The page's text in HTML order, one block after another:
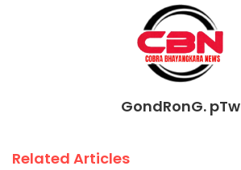
GondRonG. pTw
Related Articles